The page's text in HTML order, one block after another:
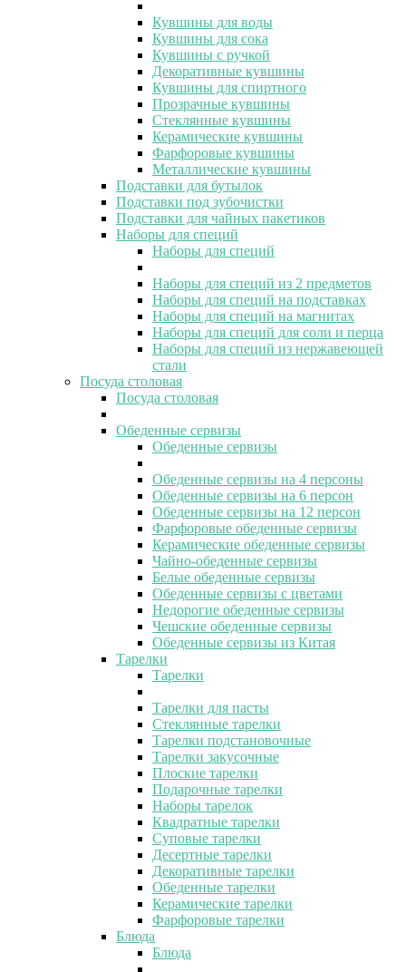
Кувшины для воды
Кувшины для сока
Кувшины с ручкой
Декоративные кувшины
Кувшины для спиртного
Прозрачные кувшины
Стеклянные кувшины
Керамические кувшины
Фарфоровые кувшины
Металлические кувшины
Подставки для бутылок
Подставки под зубочистки
Подставки для чайных пакетиков
Наборы для специй
Наборы для специй
Наборы для специй из 2 предметов
Наборы для специй на подставках
Наборы для специй на магнитах
Наборы для специй для соли и перца
Наборы для специй из нержавеющей
стали
Посуда столовая
Посуда столовая
Обеденные сервизы
Обеденные сервизы
Обеденные сервизы на 4 персоны
Обеденные сервизы на 6 персон
Обеденные сервизы на 12 персон
Фарфоровые обеденные сервизы
Керамические обеденные сервизы
Чайно-обеденные сервизы
Белые обеденные сервизы
Обеденные сервизы с цветами
Недорогие обеденные сервизы
Чешские обеденные сервизы
Обеденные сервизы из Китая
Тарелки
Тарелки
Тарелки для пасты
Стеклянные тарелки
Тарелки подстановочные
Тарелки закусочные
Плоские тарелки
Подарочные тарелки
Наборы тарелок
Квадратные тарелки
Суповые тарелки
Десертные тарелки
Декоративные тарелки
Обеденные тарелки
Керамические тарелки
Фарфоровые тарелки
Блюда
Блюда